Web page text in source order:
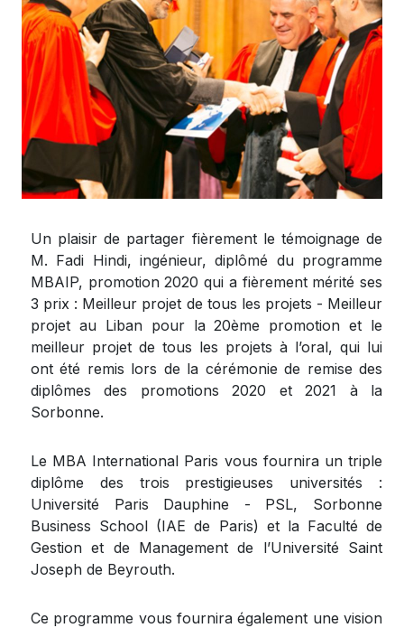
Un plaisir de partager fièrement le témoignage de
M. Fadi Hindi, ingénieur, diplômé du programme
MBAIP, promotion 2020 qui a fièrement mérité ses
3 prix : Meilleur projet de tous les projets - Meilleur
projet au Liban pour la 20ème promotion et le
meilleur projet de tous les projets à l’oral, qui lui
ont été remis lors de la cérémonie de remise des
diplômes des promotions 2020 et 2021 à la
Sorbonne.
Le MBA International Paris vous fournira un triple
diplôme des trois prestigieuses universités :
Université Paris Dauphine - PSL, Sorbonne
Business School (IAE de Paris) et la Faculté de
Gestion et de Management de l’Université Saint
Joseph de Beyrouth.
Ce programme vous fournira également une vision